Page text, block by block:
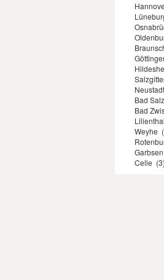
Bad
Bad
Lilienthal
Weyhe
Garbsen
Celle (3)